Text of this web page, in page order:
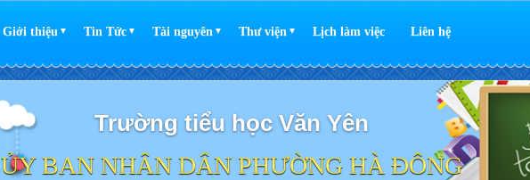
Giới thiệu ▼ Tin Tức ▼ Tài nguyên ▼ Thư viện ▼ Lịch làm việc Liên hệ
Trường tiểu học Văn Yên
ỦY BAN NHÂN DÂN PHƯỜNG HÀ ĐÔNG